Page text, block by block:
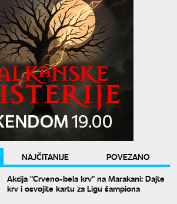
NAJČITANIJE
POVEZANO
Akcija "Crveno-bela krv" na Marakani: Dajte
krv i osvojite kartu za Ligu šampiona